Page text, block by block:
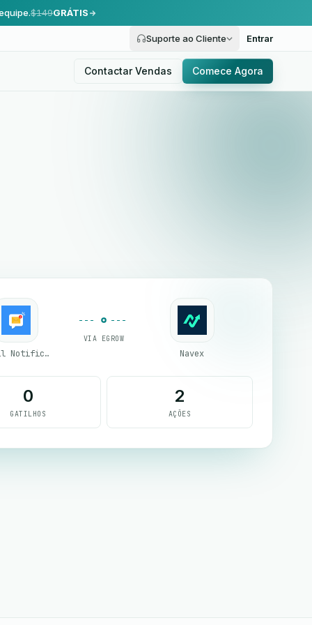
$149GRÁTIS
Suporte ao Cliente Entrar
Contactar Vendas Comece Agora
Email Notifications by eGrow
VIA EGROW
Navex
0
GATILHOS
2
AÇÕES